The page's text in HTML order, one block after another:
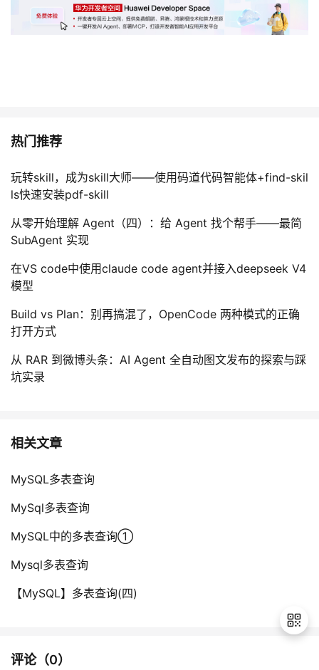
热门推荐
玩转skill，成为skill大师——使用码道代码智能体+find-skil
ls快速安装pdf-skill
从零开始理解 Agent（四）：给 Agent 找个帮手——最简
SubAgent 实现
在VS code中使用claude code agent并接入deepseek V4
模型
Build vs Plan：别再搞混了，OpenCode 两种模式的正确
打开方式
从 RAR 到微博头条：AI Agent 全自动图文发布的探索与踩
坑实录
相关文章
MySQL多表查询
MySql多表查询
MySQL中的多表查询①
Mysql多表查询
【MySQL】多表查询(四)
评论（0）